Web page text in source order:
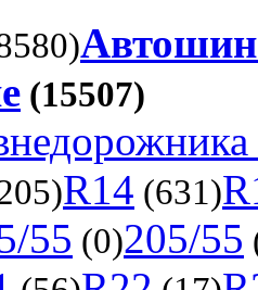
(15507)
R14 (631)
55 (0)205/55